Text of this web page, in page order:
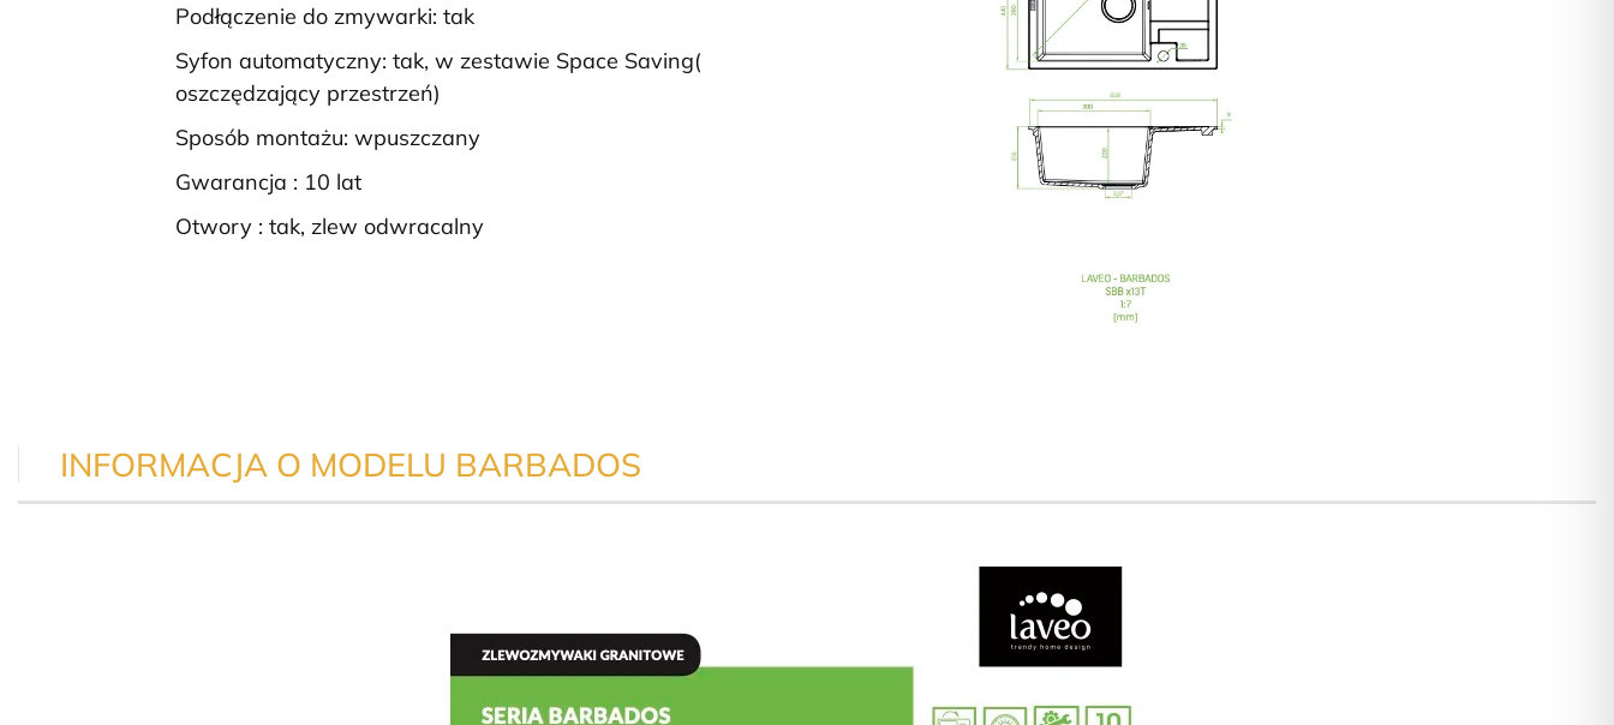
Podłączenie do zmywarki: tak
Syfon automatyczny: tak, w zestawie Space Saving(
oszczędzający przestrzeń)
Sposób montażu: wpuszczany
Gwarancja : 10 lat
Otwory : tak, zlew odwracalny
INFORMACJA O MODELU BARBADOS